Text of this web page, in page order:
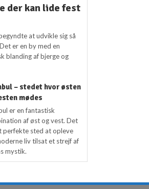
der kan lide fest
at udvikle sig så
er en by med en
blanding af bjerge og
– stedet hvor østen
mødes
er en fantastisk
af øst og vest. Det
perfekte sted at opleve
liv tilsat et strejf af
mystik.